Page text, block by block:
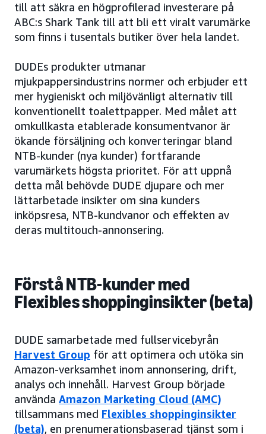
till att säkra en högprofilerad investerare på
ABC:s Shark Tank till att bli ett viralt varumärke
som finns i tusentals butiker över hela landet.
DUDEs produkter utmanar
mjukpappersindustrins normer och erbjuder ett
mer hygieniskt och miljövänligt alternativ till
konventionellt toalettpapper. Med målet att
omkullkasta etablerade konsumentvanor är
ökande försäljning och konverteringar bland
NTB-kunder (nya kunder) fortfarande
varumärkets högsta prioritet. För att uppnå
detta mål behövde DUDE djupare och mer
lättarbetade insikter om sina kunders
inköpsresa, NTB-kundvanor och effekten av
deras multitouch-annonsering.
Förstå NTB-kunder med
Flexibles shoppinginsikter (beta)
DUDE samarbetade med fullservicebyrån
Harvest Group för att optimera och utöka sin
Amazon-verksamhet inom annonsering, drift,
analys och innehåll. Harvest Group började
använda Amazon Marketing Cloud (AMC)
tillsammans med Flexibles shoppinginsikter
(beta), en prenumerationsbaserad tjänst som i